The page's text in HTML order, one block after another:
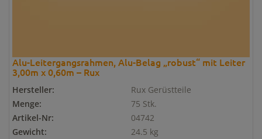
Alu-Leitergangsrahmen, Alu-Belag „robust“ mit Leiter
3,00m x 0,60m – Rux
Hersteller:
Rux Gerüstteile
Menge:
75 Stk.
Artikel-Nr:
04742
Gewicht:
24.5 kg